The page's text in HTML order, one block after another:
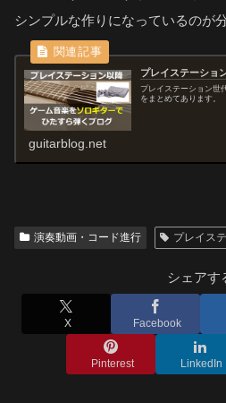
シンプルな作りになっているのが
プレイステーショ
プレイステーション世
をまとめてあります。
guitarblog.net
演奏動画・コード進行 プレイス
シェアす
X Facebook
Pinterest LinkedIn